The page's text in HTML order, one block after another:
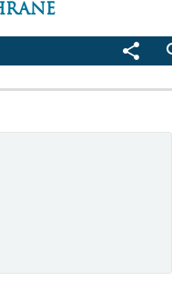
share